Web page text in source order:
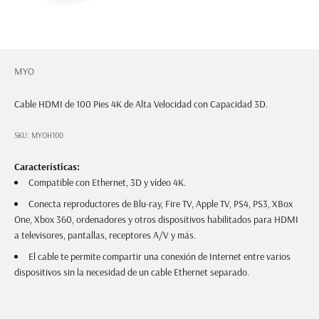
MYO
Cable HDMI de 100 Pies 4K de Alta Velocidad con Capacidad 3D.
SKU: MYOH100
Características:
Compatible con Ethernet, 3D y vídeo 4K.
Conecta reproductores de Blu-ray, Fire TV, Apple TV, PS4, PS3, XBox
One, Xbox 360, ordenadores y otros dispositivos habilitados para HDMI
a televisores, pantallas, receptores A/V y más.
El cable te permite compartir una conexión de Internet entre varios
dispositivos sin la necesidad de un cable Ethernet separado.